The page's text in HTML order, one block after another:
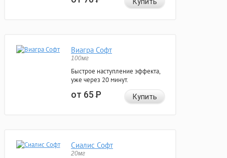
Купить
Виагра Софт
100мг
Быстрое наступление эффекта,
уже через 20 минут.
от 65Р Купить
Сиалис Софт
20мг